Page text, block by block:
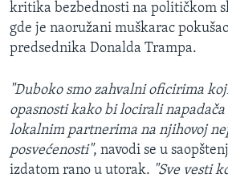
kritika bezbednosti na političkom
gde je naoružani muškarac
predsednika Donalda Trampa.
"Duboko smo zahvalni oficirima
opasnosti kako bi locirali
lokalnim partnerima na njihovoj
posvećenosti", navodi se u
izdatom rano u utorak. "Sve vesti